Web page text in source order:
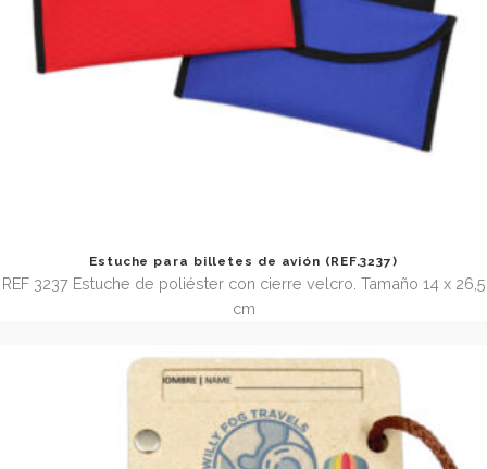
para colgar de la mano. Tamaño 26 x 25 cm